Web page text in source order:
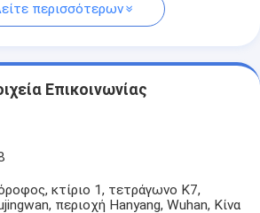
περισσότερων
Επικοινωνίας
κτίριο 1, τετράγωνο Κ7,
περιοχή Hanyang, Wuhan, Κίνα